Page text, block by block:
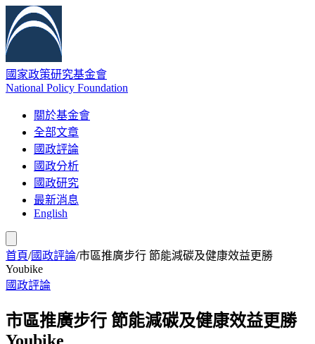
國家政策研究基金會
National Policy Foundation
關於基金會
全部文章
國政評論
國政分析
國政研究
最新消息
English
首頁/國政評論/市區推廣步行 節能減碳及健康效益更勝
Youbike
國政評論
市區推廣步行 節能減碳及健康效益更勝